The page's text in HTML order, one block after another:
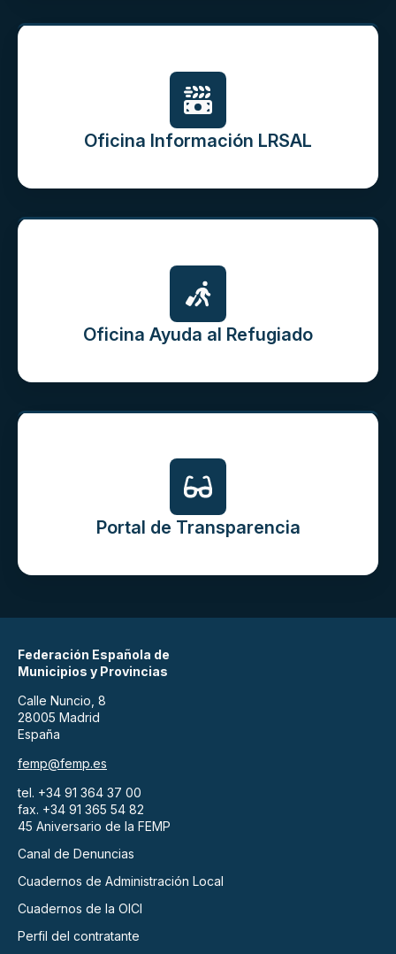
Oficina Información LRSAL
Oficina Ayuda al Refugiado
Portal de Transparencia
Federación Española de
Municipios y Provincias
Calle Nuncio, 8
28005 Madrid
España
femp@femp.es
tel. +34 91 364 37 00
fax. +34 91 365 54 82
45 Aniversario de la FEMP
Canal de Denuncias
Cuadernos de Administración Local
Cuadernos de la OICI
Perfil del contratante